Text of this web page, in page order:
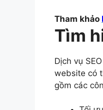
Tham khảo
Tìm
Dịch vụ
website có
gồm các